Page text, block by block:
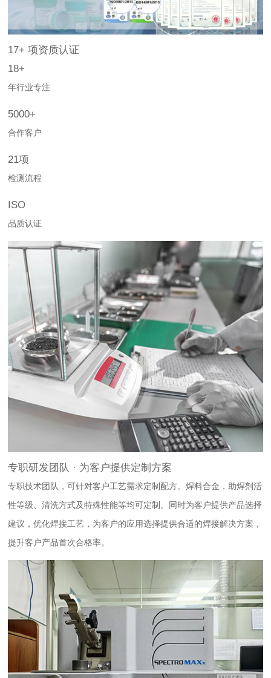
17+ 项资质认证
18+
年行业专注
5000+
合作客户
21项
检测流程
ISO
品质认证
专职研发团队 · 为客户提供定制方案
专职技术团队，可针对客户工艺需求定制配方。焊料合金，助焊剂活
性等级、清洗方式及特殊性能等均可定制。同时为客户提供产品选择
建议，优化焊接工艺，为客户的应用选择提供合适的焊接解决方案，
提升客户产品首次合格率。